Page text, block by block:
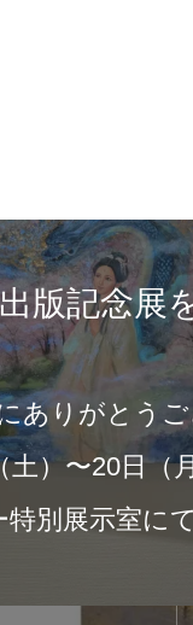
載！【日本
ペラ画家匂
に、現在開催
of Japan ―